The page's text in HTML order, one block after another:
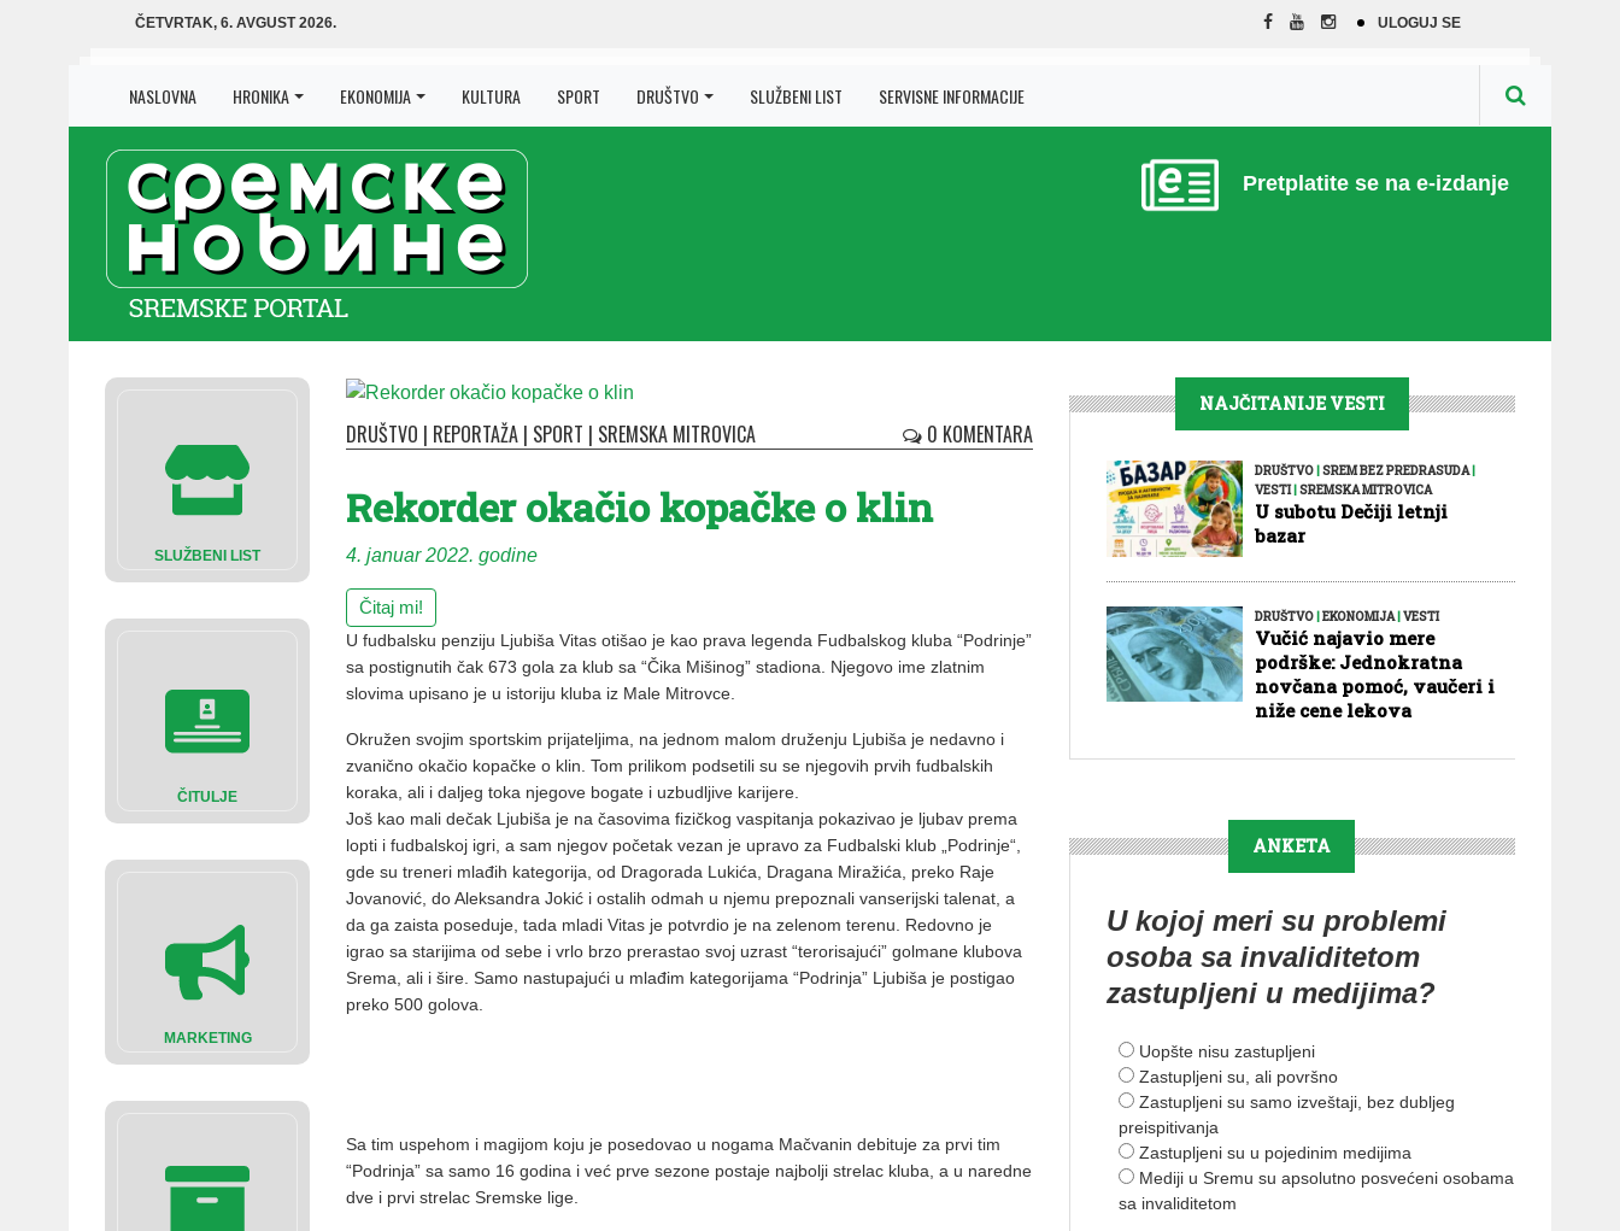
ČETVRTAK, 6. AVGUST 2026. ULOGUJ SE
NASLOVNA HRONIKA EKONOMIJA KULTURA SPORT DRUŠTVO SLUŽBENI LIST SERVISNE INFORMACIJE
Pretplatite se na e-izdanje
SLUŽBENI LIST
ČITULJE
MARKETING
DRUŠTVO | REPORTAŽA | SPORT | SREMSKA MITROVICA 0 KOMENTARA
Rekorder okačio kopačke o klin
4. januar 2022. godine
Čitaj mi!
U fudbalsku penziju Ljubiša Vitas otišao je kao prava legenda Fudbalskog kluba “Podrinje”
sa postignutih čak 673 gola za klub sa “Čika Mišinog” stadiona. Njegovo ime zlatnim
slovima upisano je u istoriju kluba iz Male Mitrovce.
Okružen svojim sportskim prijateljima, na jednom malom druženju Ljubiša je nedavno i
zvanično okačio kopačke o klin. Tom prilikom podsetili su se njegovih prvih fudbalskih
koraka, ali i daljeg toka njegove bogate i uzbudljive karijere.
Još kao mali dečak Ljubiša je na časovima fizičkog vaspitanja pokazivao je ljubav prema
lopti i fudbalskoj igri, a sam njegov početak vezan je upravo za Fudbalski klub „Podrinje“,
gde su treneri mlađih kategorija, od Dragorada Lukića, Dragana Miražića, preko Raje
Jovanović, do Aleksandra Jokić i ostalih odmah u njemu prepoznali vanserijski talenat, a
da ga zaista poseduje, tada mladi Vitas je potvrdio je na zelenom terenu. Redovno je
igrao sa starijima od sebe i vrlo brzo prerastao svoj uzrast “terorisajući” golmane klubova
Srema, ali i šire. Samo nastupajući u mlađim kategorijama “Podrinja” Ljubiša je postigao
preko 500 golova.
Sa tim uspehom i magijom koju je posedovao u nogama Mačvanin debituje za prvi tim
“Podrinja” sa samo 16 godina i već prve sezone postaje najbolji strelac kluba, a u naredne
dve i prvi strelac Sremske lige.
NAJČITANIJE VESTI
DRUŠTVO|SREM BEZ PREDRASUDA|
VESTI|SREMSKA MITROVICA
U subotu Dečiji letnji
bazar
DRUŠTVO|EKONOMIJA|VESTI
Vučić najavio mere
podrške: Jednokratna
novčana pomoć, vaučeri i
niže cene lekova
ANKETA
U kojoj meri su problemi
osoba sa invaliditetom
zastupljeni u medijima?
Uopšte nisu zastupljeni
Zastupljeni su, ali površno
Zastupljeni su samo izveštaji, bez dubljeg
preispitivanja
Zastupljeni su u pojedinim medijima
Mediji u Sremu su apsolutno posvećeni osobama
sa invaliditetom